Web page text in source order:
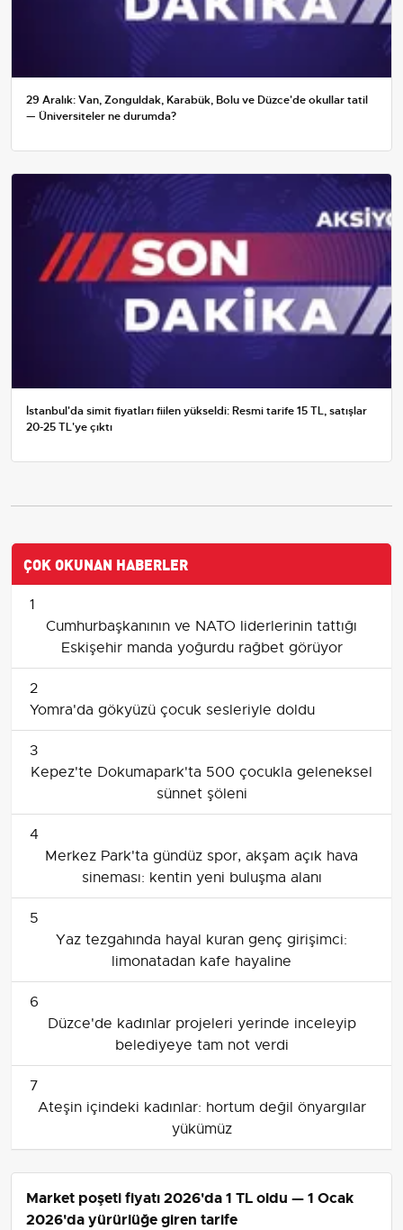
29 Aralık: Van, Zonguldak, Karabük, Bolu ve Düzce'de okullar tatil
— Üniversiteler ne durumda?
İstanbul'da simit fiyatları fiilen yükseldi: Resmi tarife 15 TL, satışlar
20-25 TL'ye çıktı
ÇOK OKUNAN HABERLER
1
Cumhurbaşkanının ve NATO liderlerinin tattığı
Eskişehir manda yoğurdu rağbet görüyor
2
Yomra'da gökyüzü çocuk sesleriyle doldu
3
Kepez'te Dokumapark'ta 500 çocukla geleneksel
sünnet şöleni
4
Merkez Park'ta gündüz spor, akşam açık hava
sineması: kentin yeni buluşma alanı
5
Yaz tezgahında hayal kuran genç girişimci:
limonatadan kafe hayaline
6
Düzce'de kadınlar projeleri yerinde inceleyip
belediyeye tam not verdi
7
Ateşin içindeki kadınlar: hortum değil önyargılar
yükümüz
Market poşeti fiyatı 2026'da 1 TL oldu — 1 Ocak
2026'da yürürlüğe giren tarife